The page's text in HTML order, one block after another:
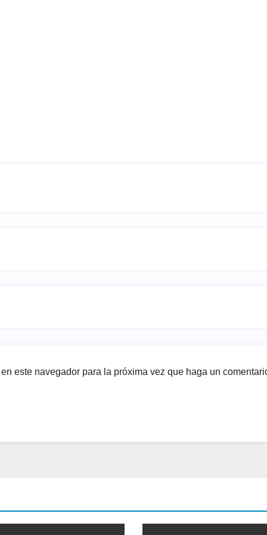
este navegador para la próxima vez que haga un